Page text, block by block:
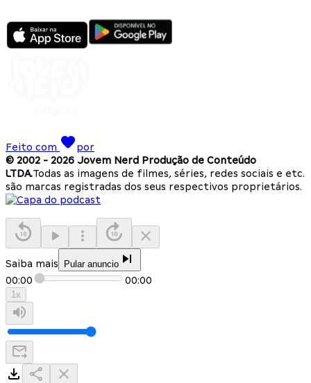
Feito com
por
© 2002 - 2026 Jovem Nerd Produção de Conteúdo
LTDA.Todas as imagens de filmes, séries, redes sociais e etc.
são marcas registradas dos seus respectivos proprietários.
Saiba mais Pular anuncio
00:00 00:00
1x